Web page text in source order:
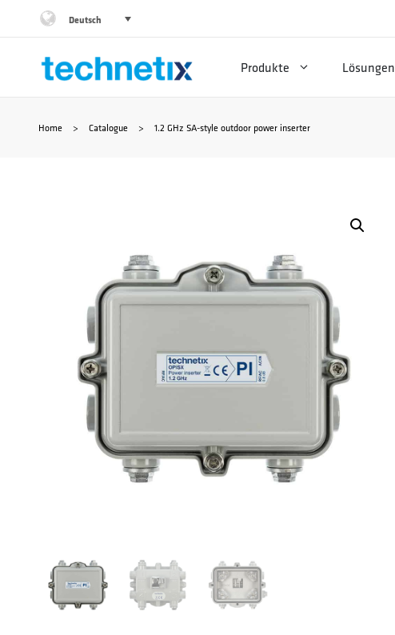
Deutsch
Produkte Lösungen
Home > Catalogue > 1.2 GHz SA-style outdoor power inserter